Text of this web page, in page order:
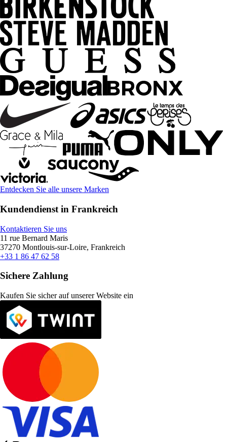
Entdecken Sie alle unsere Marken
Kundendienst in Frankreich
Kontaktieren Sie uns
11 rue Bernard Maris
37270 Montlouis-sur-Loire, Frankreich
+33 1 86 47 62 58
Sichere Zahlung
Kaufen Sie sicher auf unserer Website ein